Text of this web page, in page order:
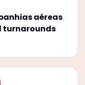
aéreas
turnarounds